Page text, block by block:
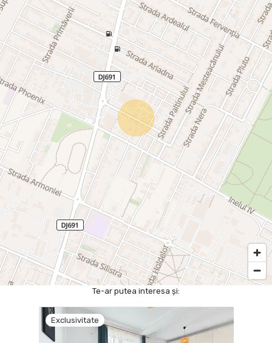
Te-ar putea interesa și:
Exclusivitate